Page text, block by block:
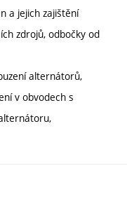
a jejich zajištění
zdrojů, odbočky od
alternátorů,
v obvodech s